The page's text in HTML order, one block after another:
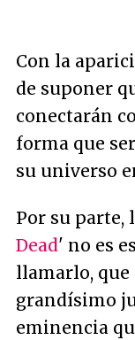
Con la
de suponer
conectarán
forma que
su universo
Por su parte,
Dead' no es
llamarlo, que
grandísimo
eminencia